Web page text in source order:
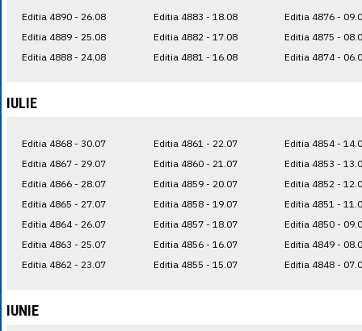
Editia 4890 - 26.08
Editia 4889 - 25.08
Editia 4888 - 24.08
Editia 4883 - 18.08
Editia 4882 - 17.08
Editia 4881 - 16.08
Editia 4876 -
Editia 4875 -
Editia 4874 -
IULIE
Editia 4868 - 30.07
Editia 4867 - 29.07
Editia 4866 - 28.07
Editia 4865 - 27.07
Editia 4864 - 26.07
Editia 4863 - 25.07
Editia 4862 - 23.07
Editia 4861 - 22.07
Editia 4860 - 21.07
Editia 4859 - 20.07
Editia 4858 - 19.07
Editia 4857 - 18.07
Editia 4856 - 16.07
Editia 4855 - 15.07
Editia 4854 -
Editia 4853 -
Editia 4852 -
Editia 4851 -
Editia 4850 -
Editia 4849 -
Editia 4848 -
IUNIE